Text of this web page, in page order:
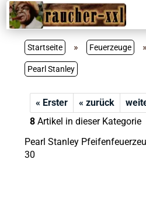
Startseite » Feuerzeuge »
Pearl Stanley
« Erster « zurück
8Artikel in dieser Kategorie
Pearl Stanley
30